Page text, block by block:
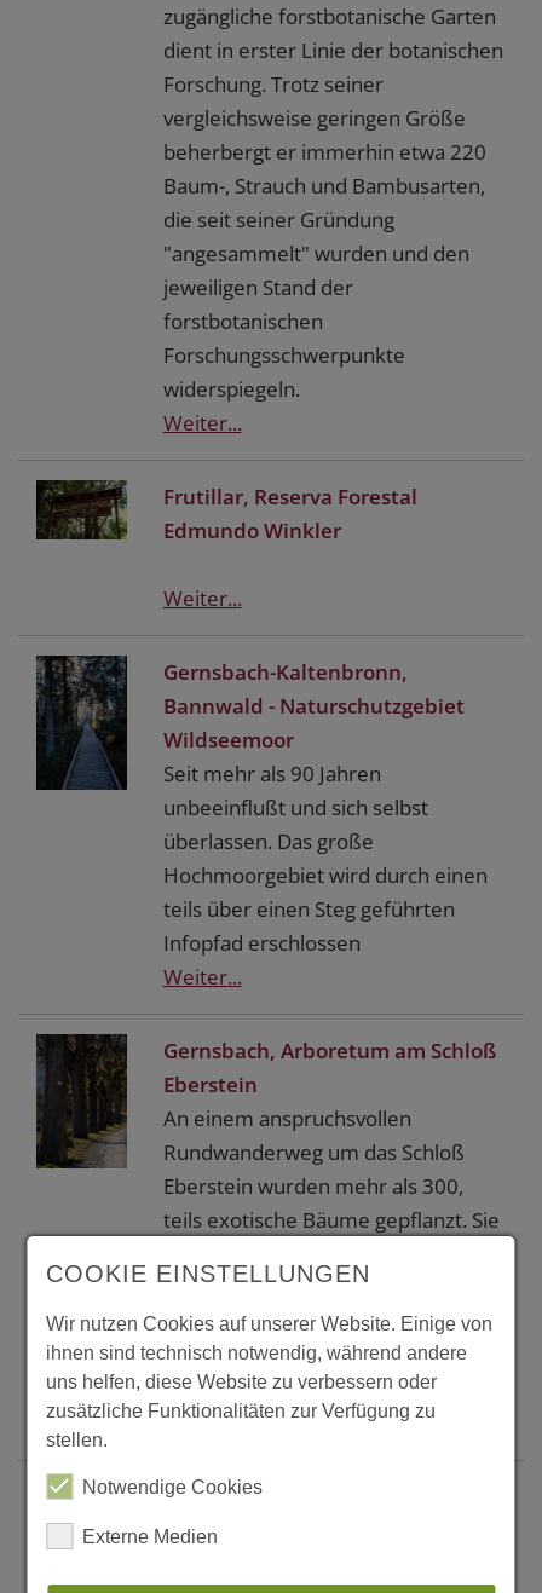
zugängliche forstbotanische Garten
dient in erster Linie der botanischen
Forschung. Trotz seiner
vergleichsweise geringen Größe
beherbergt er immerhin etwa 220
Baum-, Strauch und Bambusarten,
die seit seiner Gründung
"angesammelt" wurden und den
jeweiligen Stand der
forstbotanischen
Forschungsschwerpunkte
widerspiegeln.
Weiter...
Frutillar, Reserva Forestal
Edmundo Winkler
Weiter...
Gernsbach-Kaltenbronn,
Bannwald - Naturschutzgebiet
Wildseemoor
Seit mehr als 90 Jahren
unbeeinflußt und sich selbst
überlassen. Das große
Hochmoorgebiet wird durch einen
teils über einen Steg geführten
Infopfad erschlossen
Weiter...
Gernsbach, Arboretum am Schloß
Eberstein
An einem anspruchsvollen
Rundwanderweg um das Schloß
Eberstein wurden mehr als 300,
teils exotische Bäume gepflanzt. Sie
Gattungen sortiert angeordnet.
Zusammen mit dem alten
Grundbestand ergeben sich
malerische Eindrücke.
Weiter...
Gijon, Eichen-Hutewald
Carbayeda del Tragamón
COOKIE EINSTELLUNGEN
Wir nutzen Cookies auf unserer Website. Einige von
ihnen sind technisch notwendig, während andere
uns helfen, diese Website zu verbessern oder
zusätzliche Funktionalitäten zur Verfügung zu
stellen.
Notwendige Cookies
Externe Medien